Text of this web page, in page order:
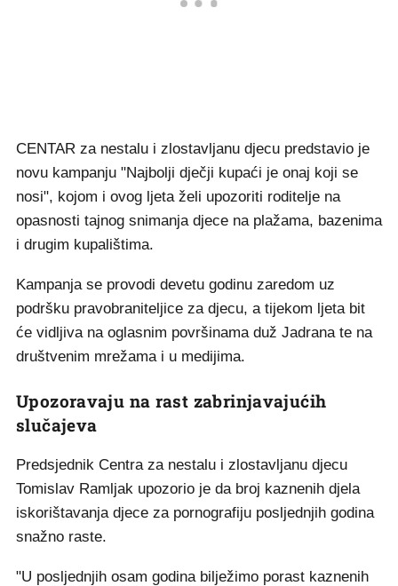
CENTAR za nestalu i zlostavljanu djecu predstavio je
novu kampanju "Najbolji dječji kupaći je onaj koji se
nosi", kojom i ovog ljeta želi upozoriti roditelje na
opasnosti tajnog snimanja djece na plažama, bazenima
i drugim kupalištima.
Kampanja se provodi devetu godinu zaredom uz
podršku pravobraniteljice za djecu, a tijekom ljeta bit
će vidljiva na oglasnim površinama duž Jadrana te na
društvenim mrežama i u medijima.
Upozoravaju na rast zabrinjavajućih
slučajeva
Predsjednik Centra za nestalu i zlostavljanu djecu
Tomislav Ramljak upozorio je da broj kaznenih djela
iskorištavanja djece za pornografiju posljednjih godina
snažno raste.
"U posljednjih osam godina bilježimo porast kaznenih